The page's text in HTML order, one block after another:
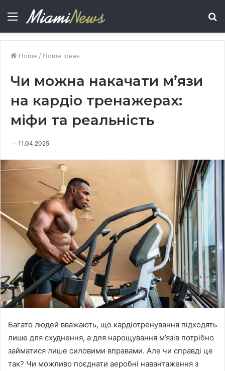
Menu
Home / Home ideas
Чи можна накачати м’язи
на кардіо тренажерах:
міфи та реальність
11.04.2025
Багато людей вважають, що кардіотренування підходять
лише для схуднення, а для нарощування м’язів потрібно
займатися лише силовими вправами. Але чи справді це
так? Чи можливо поєднати аеробні навантаження з